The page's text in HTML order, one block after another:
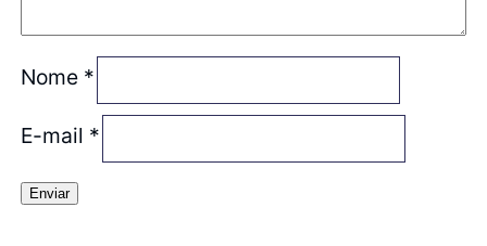
Nome *
E-mail *